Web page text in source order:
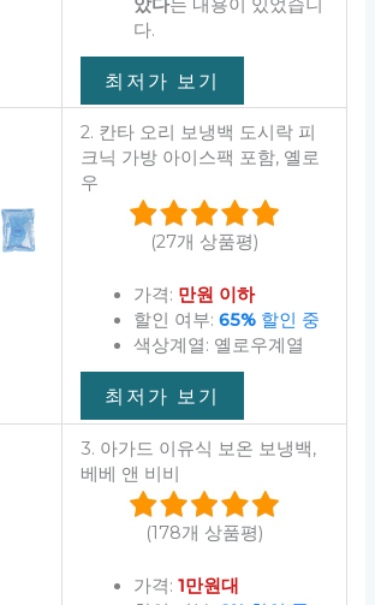
았다는 내용이 있었습니
다.
최저가 보기
2. 칸타 오리 보냉백 도시락 피
크닉 가방 아이스팩 포함, 옐로
우
(27개 상품평)
가격: 만원 이하
할인 여부: 65%할인 중
색상계열: 옐로우계열
최저가 보기
3. 아가드 이유식 보온 보냉백,
베베 앤 비비
(178개 상품평)
가격: 1만원대